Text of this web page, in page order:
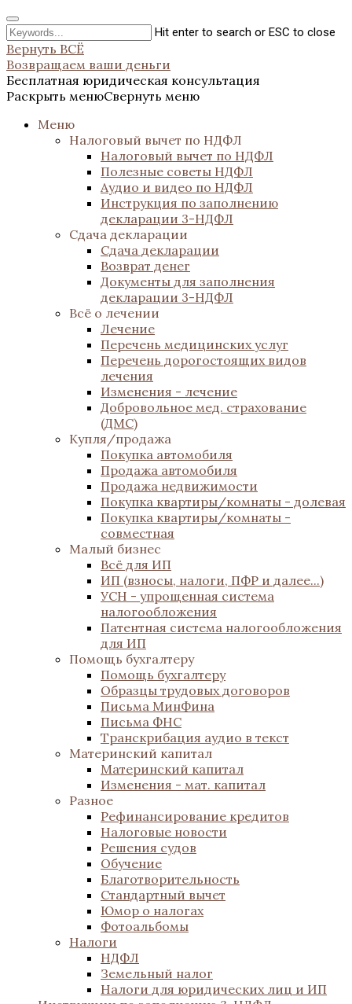
Hit enter to search or ESC to close
Вернуть ВСЁ
Возвращаем ваши деньги
Бесплатная юридическая консультация
Раскрыть менюСвернуть меню
Меню
Налоговый вычет по НДФЛ
Налоговый вычет по НДФЛ
Полезные советы НДФЛ
Аудио и видео по НДФЛ
Инструкция по заполнению
декларации 3-НДФЛ
Сдача декларации
Сдача декларации
Возврат денег
Документы для заполнения
декларации 3-НДФЛ
Всё о лечении
Лечение
Перечень медицинских услуг
Перечень дорогостоящих видов
лечения
Изменения - лечение
Добровольное мед. страхование
(ДМС)
Купля/продажа
Покупка автомобиля
Продажа автомобиля
Продажа недвижимости
Покупка квартиры/комнаты - долевая
Покупка квартиры/комнаты -
совместная
Малый бизнес
Всё для ИП
ИП (взносы, налоги, ПФР и далее...)
УСН - упрощенная система
налогообложения
Патентная система налогообложения
для ИП
Помощь бухгалтеру
Помощь бухгалтеру
Образцы трудовых договоров
Письма МинФина
Письма ФНС
Транскрибация аудио в текст
Материнский капитал
Материнский капитал
Изменения - мат. капитал
Разное
Рефинансирование кредитов
Налоговые новости
Решения судов
Обучение
Благотворительность
Стандартный вычет
Юмор о налогах
Фотоальбомы
Налоги
НДФЛ
Земельный налог
Налоги для юридических лиц и ИП